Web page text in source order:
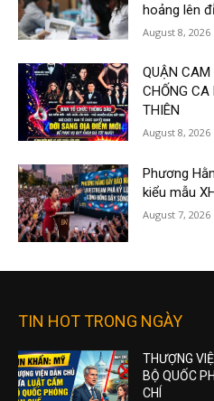
hoảng lên
August 8, 2026
QUẬN
CHỐNG CA
THIÊN
August 8, 2026
Phương
kiểu mẫu
August 7, 2026
TIN HOT TRONG NGÀY
THƯỢNG
BỘ QUỐC
CHÍ